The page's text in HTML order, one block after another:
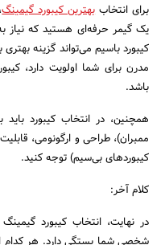
برای انتخاببهترین کیبورد گیمینگ
یک گیمر حرفه‌ای هستید که نیاز
کیبورد باسیم می‌تواند گزینه
مدرن برای شما اولویت دارد،
باشد.
همچنین، در انتخاب کیبورد
ممبران)، طراحی و ارگونومی،
کیبوردهای بی‌سیم) توجه کنید.
کلام آخر:
در نهایت، انتخاب کیبورد